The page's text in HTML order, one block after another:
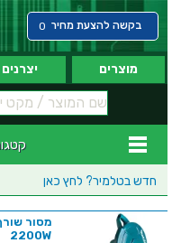
בקשה להצעת מחיר 0
מוצרים יצרנים
חדש בטלמיר? לחץ כאן
2200W